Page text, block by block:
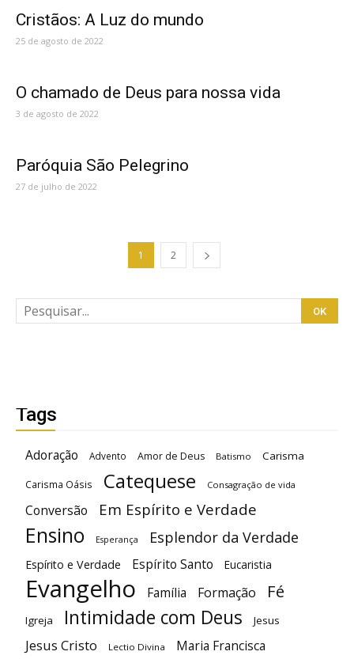
Cristãos: A Luz do mundo
25 de agosto de 2022
O chamado de Deus para nossa vida
3 de agosto de 2022
Paróquia São Pelegrino
27 de julho de 2022
1 2
Tags
Adoração Advento Amor de Deus Batismo Carisma
Carisma Oásis Catequese Consagração de vida
Conversão Em Espírito e Verdade
Ensino Esperança Esplendor da Verdade
Espírito e Verdade Espírito Santo Eucaristia
Evangelho Família Formação Fé
Igreja Intimidade com Deus Jesus
Jesus Cristo Lectio Divina Maria Francisca